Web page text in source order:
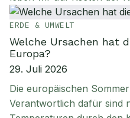
ERDE & UMWELT
Welche Ursachen hat
Europa?
29. Juli 2026
Die europäischen
Verantwortlich dafür sind